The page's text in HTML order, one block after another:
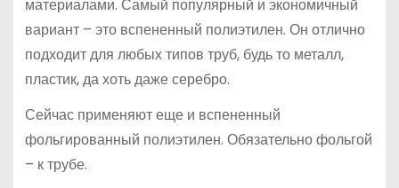
материалами. Самый популярный и экономичный
вариант – это вспененный полиэтилен. Он отлично
подходит для любых типов труб, будь то металл,
пластик, да хоть даже серебро.
Сейчас применяют еще и вспененный
фольгированный полиэтилен. Обязательно фольгой
– к трубе.